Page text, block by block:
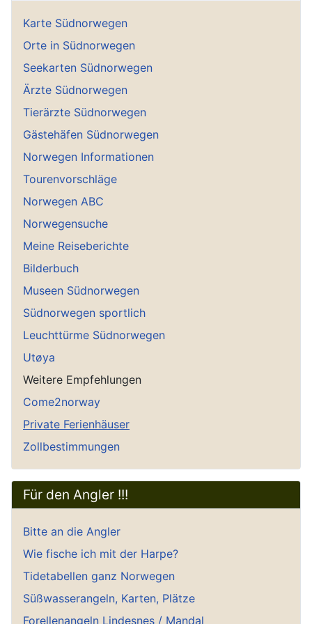
Karte Südnorwegen
Orte in Südnorwegen
Seekarten Südnorwegen
Ärzte Südnorwegen
Tierärzte Südnorwegen
Gästehäfen Südnorwegen
Norwegen Informationen
Tourenvorschläge
Norwegen ABC
Norwegensuche
Meine Reiseberichte
Bilderbuch
Museen Südnorwegen
Südnorwegen sportlich
Leuchttürme Südnorwegen
Utøya
Weitere Empfehlungen
Come2norway
Private Ferienhäuser
Zollbestimmungen
Für den Angler !!!
Bitte an die Angler
Wie fische ich mit der Harpe?
Tidetabellen ganz Norwegen
Süßwasserangeln, Karten, Plätze
Forellenangeln Lindesnes / Mandal